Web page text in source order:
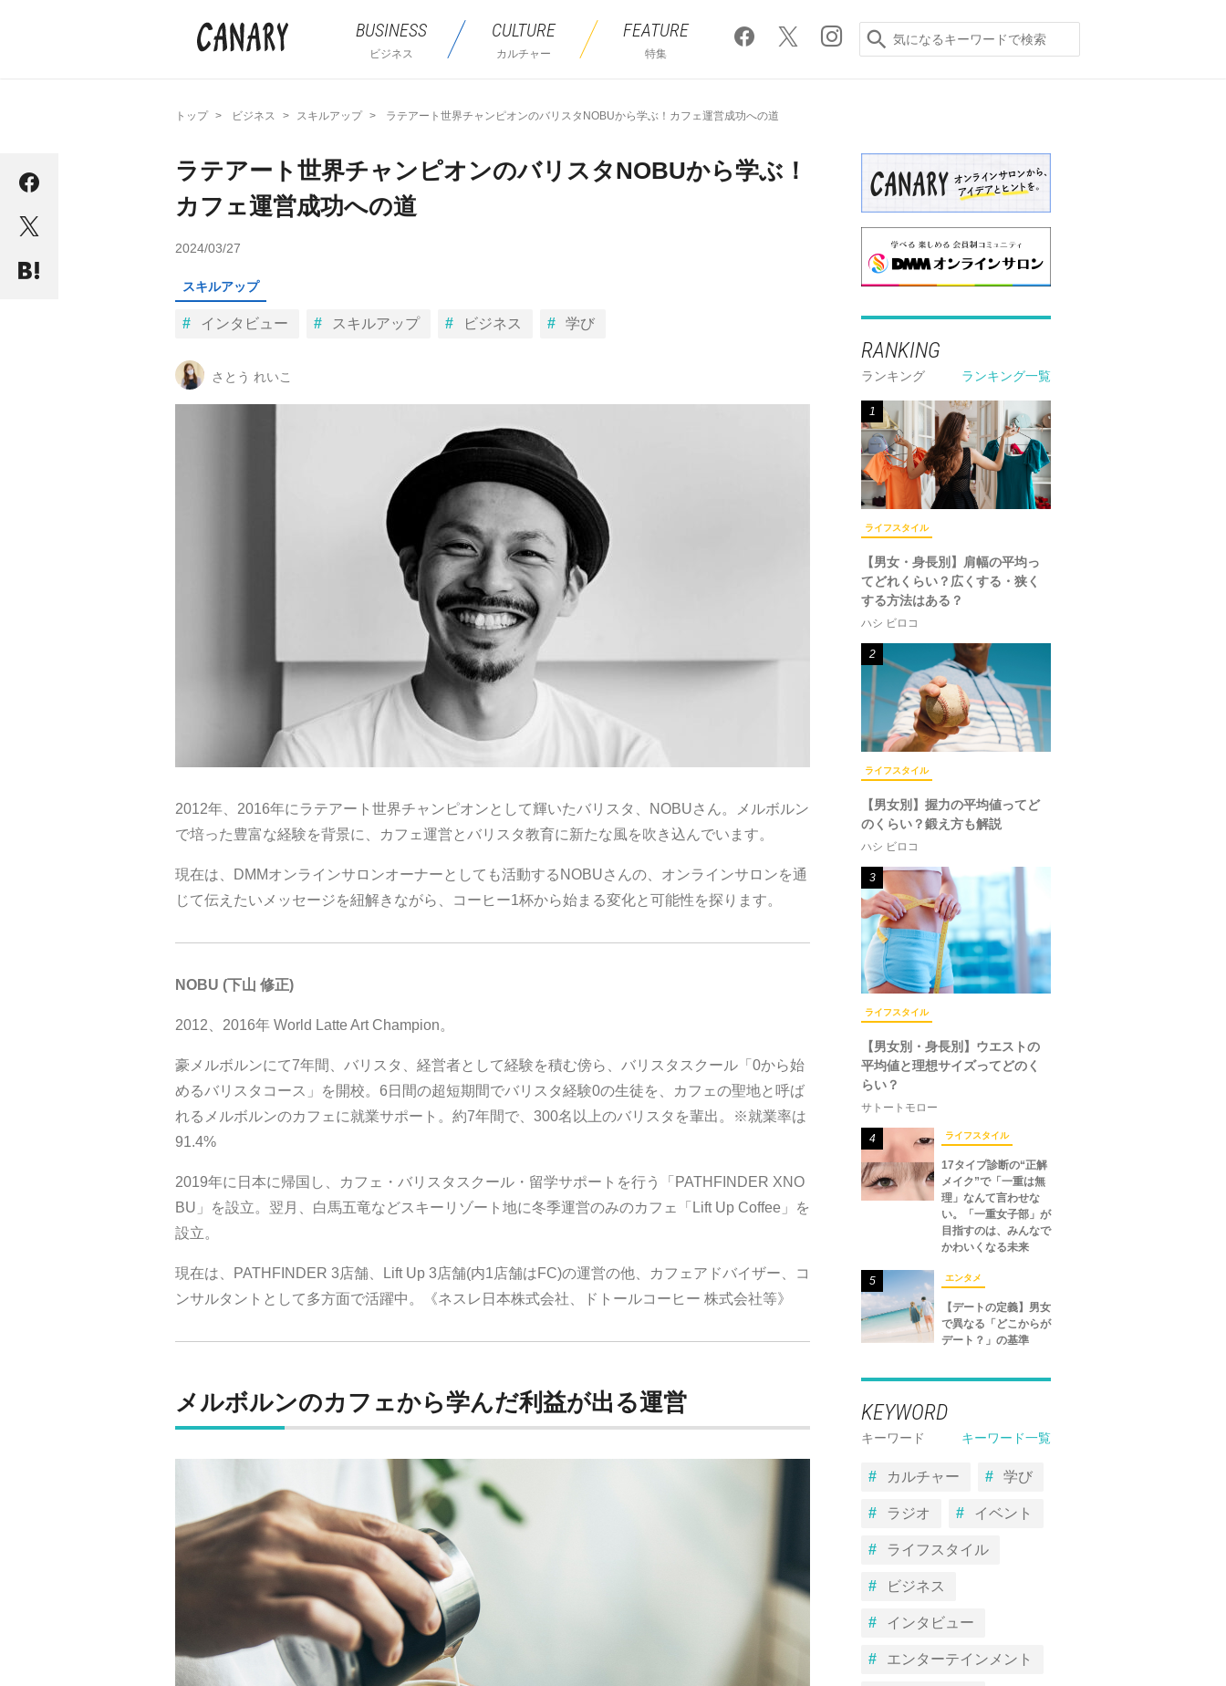
BUSINESS
ビジネス
CULTURE
カルチャー
FEATURE
特集
トップ ビジネス スキルアップ ラテアート世界チャンピオンのバリスタNOBUから学ぶ！カフェ運営成功への道
ラテアート世界チャンピオンのバリスタNOBUから学ぶ！
カフェ運営成功への道
2024/03/27
スキルアップ
インタビュー スキルアップ ビジネス 学び
さとう れいこ
2012年、2016年にラテアート世界チャンピオンとして輝いたバリスタ、NOBUさん。メルボルン
で培った豊富な経験を背景に、カフェ運営とバリスタ教育に新たな風を吹き込んでいます。
現在は、DMMオンラインサロンオーナーとしても活動するNOBUさんの、オンラインサロンを通
じて伝えたいメッセージを紐解きながら、コーヒー1杯から始まる変化と可能性を探ります。
NOBU (下山 修正)
2012、2016年 World Latte Art Champion。
豪メルボルンにて7年間、バリスタ、経営者として経験を積む傍ら、バリスタスクール「0から始
めるバリスタコース」を開校。6日間の超短期間でバリスタ経験0の生徒を、カフェの聖地と呼ば
れるメルボルンのカフェに就業サポート。約7年間で、300名以上のバリスタを輩出。※就業率は
91.4%
2019年に日本に帰国し、カフェ・バリスタスクール・留学サポートを行う「PATHFINDER XNO
BU」を設立。翌月、白馬五竜などスキーリゾート地に冬季運営のみのカフェ「Lift Up Coffee」を
設立。
現在は、PATHFINDER 3店舗、 Lift Up 3店舗(内1店舗はFC)の運営の他、カフェアドバイザー、コ
ンサルタントとして多方面で活躍中。《ネスレ日本株式会社、ドトールコーヒー 株式会社等》
メルボルンのカフェから学んだ利益が出る運営
RANKING
ランキング ランキング一覧
1
ライフスタイル
【男女・身長別】肩幅の平均っ
てどれくらい？広くする・狭く
する方法はある？
ハシ ビロコ
2
ライフスタイル
【男女別】握力の平均値ってど
のくらい？鍛え方も解説
ハシ ビロコ
3
ライフスタイル
【男女別・身長別】ウエストの
平均値と理想サイズってどのく
らい？
サトートモロー
4 ライフスタイル
17タイプ診断の“正解
メイク”で「一重は無
理」なんて言わせな
い。「一重女子部」が
目指すのは、みんなで
かわいくなる未来
5 エンタメ
【デートの定義】男女
で異なる「どこからが
デート？」の基準
KEYWORD
キーワード キーワード一覧
カルチャー 学び
ラジオ イベント
ライフスタイル
ビジネス
インタビュー
エンターテインメント